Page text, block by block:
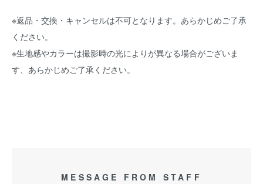
※返品・交換・キャンセルは不可となります。あらかじめご了承
ください。
※生地感やカラーは撮影時の光によりが異なる場合がございま
す、あらかじめご了承ください。
MESSAGE FROM STAFF